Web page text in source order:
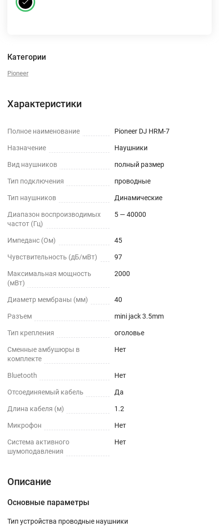
Категории
Pioneer
Характеристики
Полное наименование Pioneer DJ HRM-7
Назначение Наушники
Вид наушников полный размер
Тип подключения проводные
Тип наушников Динамические
Диапазон воспроизводимых
частот (Гц)
5 — 40000
Импеданс (Ом) 45
Чувствительность (дБ/мВт) 97
Максимальная мощность
(мВт)
2000
Диаметр мембраны (мм) 40
Разъем mini jack 3.5mm
Тип крепления оголовье
Сменные амбушюры в
комплекте
Нет
Bluetooth Нет
Отсоединяемый кабель Да
Длина кабеля (м) 1.2
Микрофон Нет
Cистема активного
шумоподавления
Нет
Описание
Основные параметры
Тип устройства проводные наушники